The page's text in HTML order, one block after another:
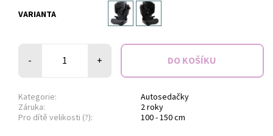
VARIANTA
- +
Kategorie:
Autosedačky
Záruka:
2 roky
Pro dítě velikosti (?):
100 - 150 cm